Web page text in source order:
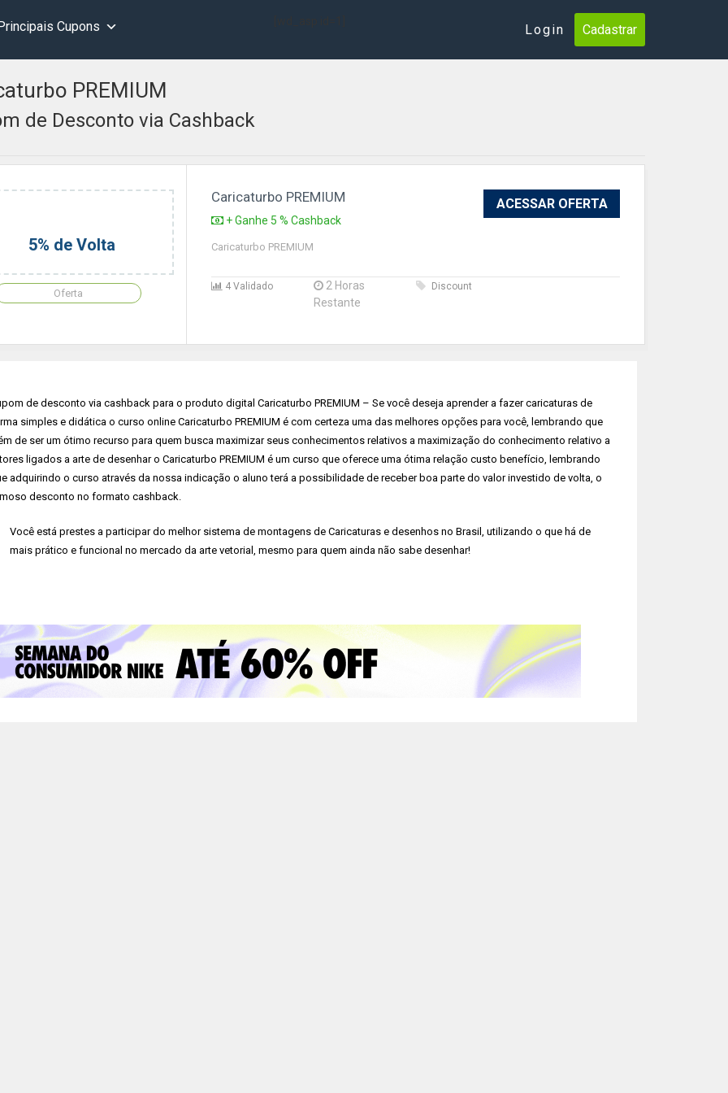
Cupons Login Cadastrar
PREMIUM
de Desconto via Cashback
5% de Volta
Oferta
Caricaturbo PREMIUM
+ Ganhe 5 % Cashback
ACESSAR OFERTA
Caricaturbo PREMIUM
4 Validado
2 Horas
Restante
Discount
de desconto via cashback para o produto digital Caricaturbo PREMIUM – Se você deseja aprender a fazer caricaturas de
simples e didática o curso online Caricaturbo PREMIUM é com certeza uma das melhores opções para você, lembrando que
de ser um ótimo recurso para quem busca maximizar seus conhecimentos relativos a maximização do conhecimento relativo a
ligados a arte de desenhar o Caricaturbo PREMIUM é um curso que oferece uma ótima relação custo benefício, lembrando
adquirindo o curso através da nossa indicação o aluno terá a possibilidade de receber boa parte do valor investido de volta, o
desconto no formato cashback.
Você está prestes a participar do melhor sistema de montagens de Caricaturas e desenhos no Brasil, utilizando o que há de
mais prático e funcional no mercado da arte vetorial, mesmo para quem ainda não sabe desenhar!